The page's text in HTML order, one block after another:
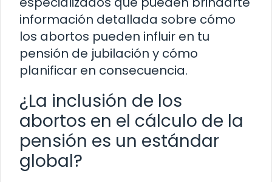
información detallada sobre cómo
los abortos pueden influir en tu
pensión de jubilación y cómo
planificar en consecuencia.
¿La inclusión de los
abortos en el cálculo de la
pensión es un estándar
global?